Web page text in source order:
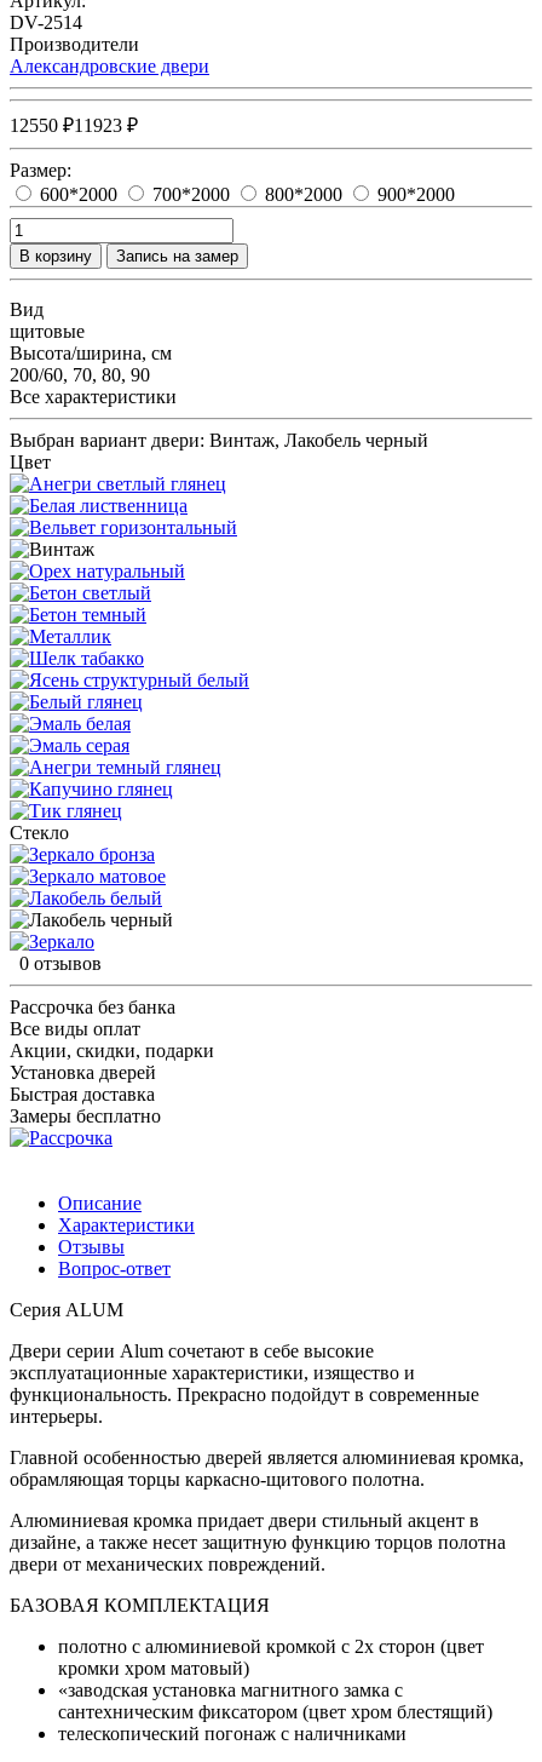
DV-2514
Производители
Александровские двери
12550 ₽11923 ₽
Размер:
600*2000
700*2000 800*2000 900*2000
В корзину Запись на замер
Вид
щитовые
Высота/ширина, см
200/60, 70, 80, 90
Все характеристики
Выбран вариант двери: Винтаж, Лакобель черный
Цвет
Стекло
0 отзывов
Рассрочка без банка
Все виды оплат
Акции, скидки, подарки
Установка дверей
Быстрая доставка
Замеры бесплатно
Описание
Характеристики
Отзывы
Вопрос-ответ
Серия ALUM
Двери серии Alum сочетают в себе высокие
эксплуатационные характеристики, изящество и
функциональность. Прекрасно подойдут в современные
интерьеры.
Главной особенностью дверей является алюминиевая кромка,
обрамляющая торцы каркасно-щитового полотна.
Алюминиевая кромка придает двери стильный акцент в
дизайне, а также несет защитную функцию торцов полотна
двери от механических повреждений.
БАЗОВАЯ КОМПЛЕКТАЦИЯ
полотно с алюминиевой кромкой с 2х сторон (цвет
кромки хром матовый)
«заводская установка магнитного замка с
сантехническим фиксатором (цвет хром блестящий)
телескопический погонаж с наличниками